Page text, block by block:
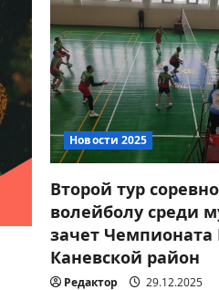
Новости 2025
Второй тур
волейболу среди
зачет
Каневской район
Редактор 29.12.2025